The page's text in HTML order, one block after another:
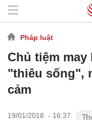
Pháp luật
Chủ tiệm may
"thiêu sống",
cảm
19/01/2018 - 16:37